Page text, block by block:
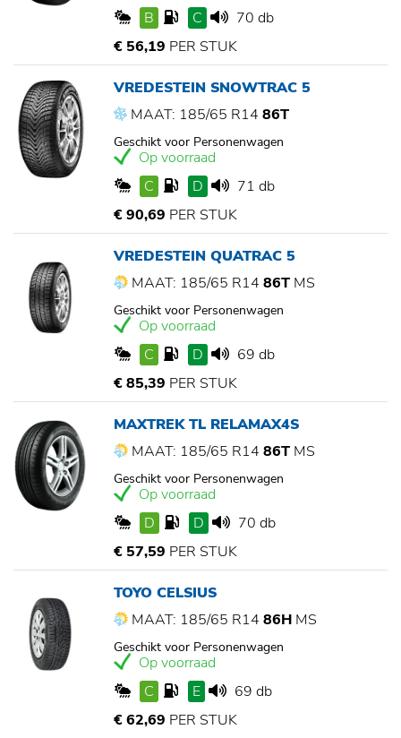
B
C
70 db
€ 56,19 PER STUK
VREDESTEIN SNOWTRAC 5
MAAT: 185/65 R14 86T
Geschikt voor Personenwagen
Op voorraad
C
D
71 db
€ 90,69 PER STUK
VREDESTEIN QUATRAC 5
MAAT: 185/65 R14 86T MS
Geschikt voor Personenwagen
Op voorraad
C
D
69 db
€ 85,39 PER STUK
MAXTREK TL RELAMAX4S
MAAT: 185/65 R14 86T MS
Geschikt voor Personenwagen
Op voorraad
D
D
70 db
€ 57,59 PER STUK
TOYO CELSIUS
MAAT: 185/65 R14 86H MS
Geschikt voor Personenwagen
Op voorraad
C
E
69 db
€ 62,69 PER STUK